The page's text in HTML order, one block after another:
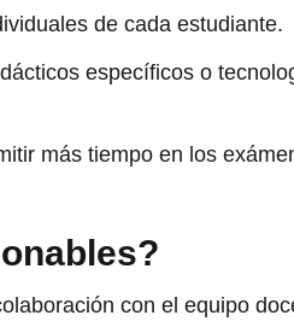
de cada estudiante.
específicos o
más tiempo en los
con el equipo